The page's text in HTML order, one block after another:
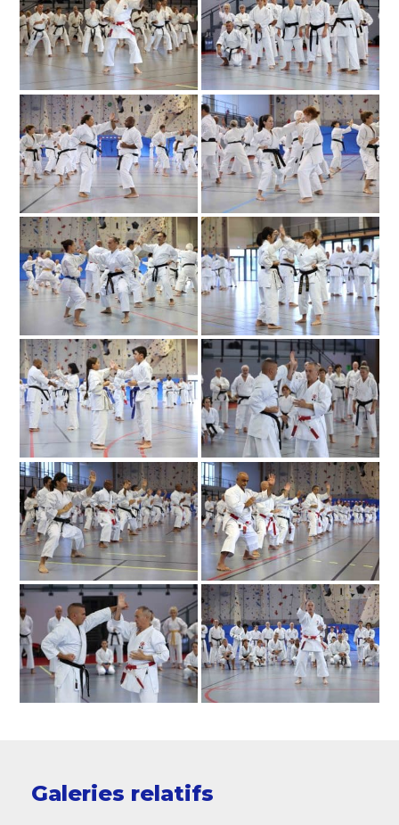
Galeries relatifs